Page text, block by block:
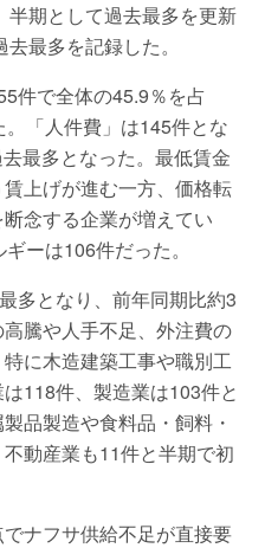
期として過去最多を更新
最多を記録した。
件で全体の45.9％を占
「人件費」は145件とな
最多となった。最低賃金
上げが進む一方、価格転
念する企業が増えてい
ーは106件だった。
多となり、前年同期比約3
騰や人手不足、外注費の
に木造建築工事や職別工
118件、製造業は103件と
品製造や食料品・飼料・
動産業も11件と半期で初
ナフサ供給不足が直接要